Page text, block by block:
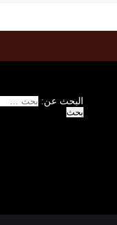
البحث عن: